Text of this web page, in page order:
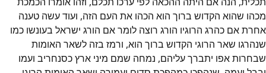
מכהו שהוא הקדוש ברוך הוא הכהו את העם הזה, ועוד עשה טענה
אחרת אם כהרג הרוגיו הורג רוצה לומר אם הורג ישראל בעונשו כמו
שנהרגו שאר הרוגי הקדוש ברוך הוא, ורמז בזה לשאר האומות
שבחרות אפו יתברך עליהם, נמחה שמם מיני ארץ כסנחריב ועמו